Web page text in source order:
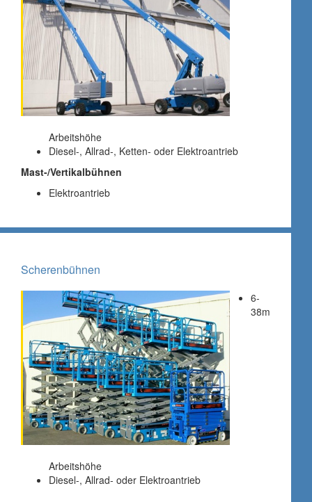
Arbeitshöhe
Diesel-, Allrad-, Ketten- oder Elektroantrieb
Mast-/Vertikalbühnen
Elektroantrieb
Scherenbühnen
6-
38m
Arbeitshöhe
Diesel-, Allrad- oder Elektroantrieb